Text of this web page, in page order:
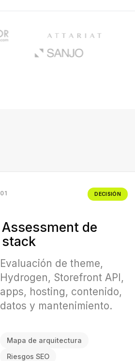
01 DECISIÓN
Assessment de
stack
Evaluación de theme,
Hydrogen, Storefront API,
apps, hosting, contenido,
datos y mantenimiento.
Mapa de arquitectura
Riesgos SEO